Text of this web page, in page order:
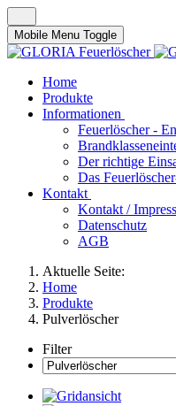
Mobile Menu Toggle
Home
Produkte
Informationen
Feuerlöscher -
Der richtige
Das
Kontakt
Kontakt /
Datenschutz
AGB
Aktuelle Seite:
Home
Produkte
Pulverlöscher
Filter